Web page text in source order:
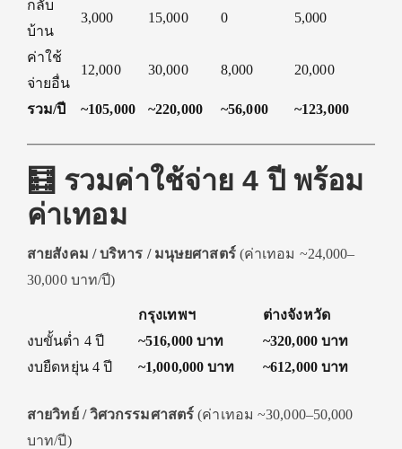
กลับ
บ้าน
3,000 15,000 0 5,000
ค่าใช้
จ่ายอื่น
12,000 30,000 8,000 20,000
รวม/ปี ~105,000 ~220,000 ~56,000 ~123,000
🧮 รวมค่าใช้จ่าย 4 ปี พร้อม
ค่าเทอม
สายสังคม / บริหาร / มนุษยศาสตร์(ค่าเทอม ~24,000–
30,000 บาท/ปี)
กรุงเทพฯ
ต่างจังหวัด
งบขั้นต่ำ 4 ปี
~516,000 บาท
~320,000 บาท
งบยืดหยุ่น 4 ปี
~1,000,000 บาท ~612,000 บาท
สายวิทย์ / วิศวกรรมศาสตร์ (ค่าเทอม ~30,000–50,000
บาท/ปี)